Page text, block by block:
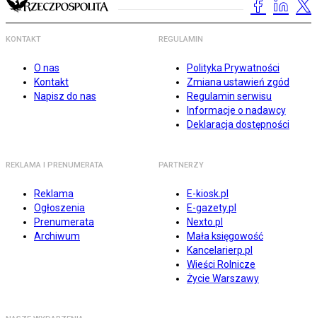
KONTAKT
O nas
Kontakt
Napisz do nas
REGULAMIN
Polityka Prywatności
Zmiana ustawień zgód
Regulamin serwisu
Informacje o nadawcy
Deklaracja dostępności
REKLAMA I PRENUMERATA
Reklama
Ogłoszenia
Prenumerata
Archiwum
PARTNERZY
E-kiosk.pl
E-gazety.pl
Nexto.pl
Mała księgowość
Kancelarierp.pl
Wieści Rolnicze
Życie Warszawy